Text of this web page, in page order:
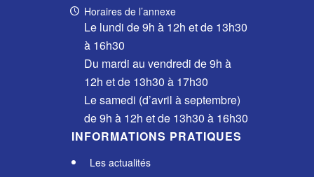
Horaires de l’annexe
Le lundi de 9h à 12h et de 13h30
à 16h30
Du mardi au vendredi de 9h à
12h et de 13h30 à 17h30
Le samedi (d’avril à septembre)
de 9h à 12h et de 13h30 à 16h30
INFORMATIONS PRATIQUES
Les actualités